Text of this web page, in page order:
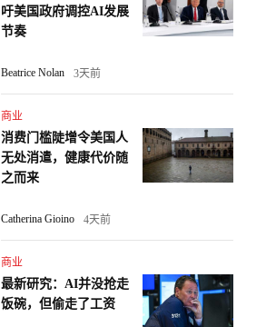
吁美国政府调控AI发展
节奏
Beatrice Nolan 3天前
商业
消费门槛陡增令美国人
无处消遣，健康代价随
之而来
Catherina Gioino 4天前
商业
最新研究：AI并没抢走
饭碗，但偷走了工资